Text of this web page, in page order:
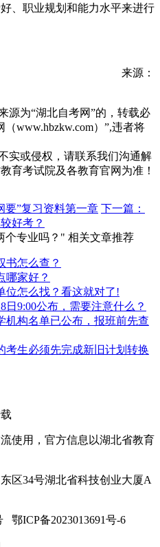
、职业规划和能力水平来进行
来源：
源为“湖北自考网”的，转载必
www.hbzkw.com）”,违者将
实或侵权，请联系我们沟通解
育考试院及各教育官网为准！
要”复习资料第一章 下一篇：
好考？
个专业吗？" 相关文章推荐
书怎么查？
哪家好？
位怎么找？看这就对了!
日9:00公布，需要注意什么？
机构名单已公布，报班前先查
考生必须先完成新旧计划转换
使用，官方信息以湖北省教育
区34号湖北省科技创业大厦A
鄂ICP备2023013691号-6